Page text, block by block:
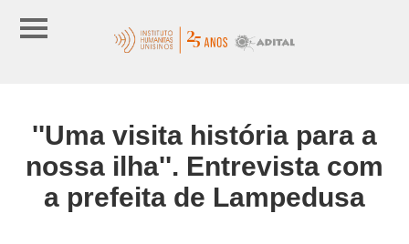
''Uma visita história para a
nossa ilha''. Entrevista com
a prefeita de Lampedusa